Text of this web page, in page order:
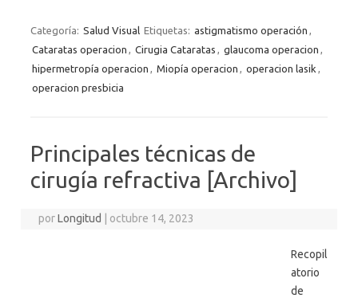
Categoría: Salud Visual Etiquetas: astigmatismo operación ,
Cataratas operacion , Cirugia Cataratas , glaucoma operacion ,
hipermetropía operacion , Miopía operacion , operacion lasik ,
operacion presbicia
Principales técnicas de
cirugía refractiva [Archivo]
porLongitud octubre 14, 2023
Recopil
atorio
de